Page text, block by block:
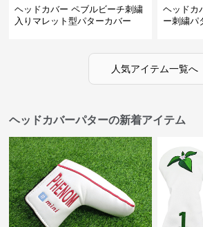
ヘッドカバー ペブルビーチ刺繍
入りマレット型パターカバー
ヘッドカ
ー刺繍パ
人気アイテム一覧へ
ヘッドカバーパターの新着アイテム